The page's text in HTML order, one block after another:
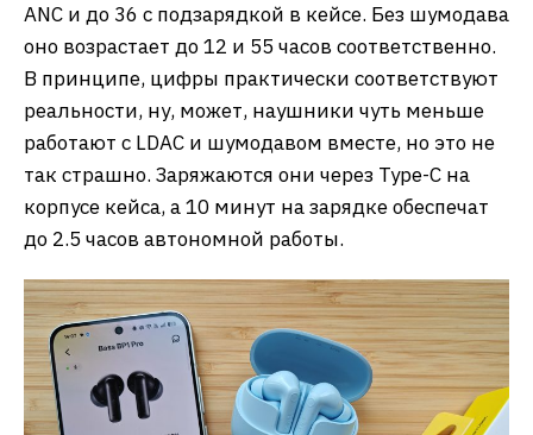
ANC и до 36 с подзарядкой в кейсе. Без шумодава
оно возрастает до 12 и 55 часов соответственно.
В принципе, цифры практически соответствуют
реальности, ну, может, наушники чуть меньше
работают с LDAC и шумодавом вместе, но это не
так страшно. Заряжаются они через Type-C на
корпусе кейса, а 10 минут на зарядке обеспечат
до 2.5 часов автономной работы.